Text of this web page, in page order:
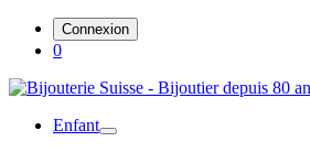
Connexion
0
Enfant